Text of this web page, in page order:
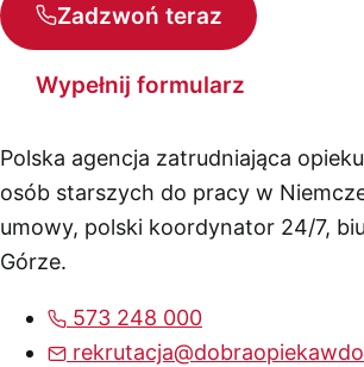
Zadzwoń teraz
Wypełnij formularz
Polska agencja zatrudniająca
osób starszych do pracy w
umowy, polski koordynator 24/7,
Górze.
573 248 000